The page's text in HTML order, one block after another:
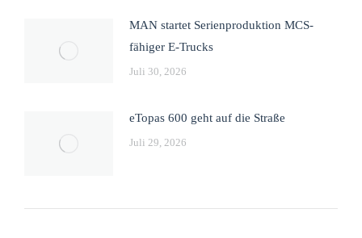
MAN startet Serienproduktion MCS-
fähiger E-Trucks
Juli 30, 2026
eTopas 600 geht auf die Straße
Juli 29, 2026